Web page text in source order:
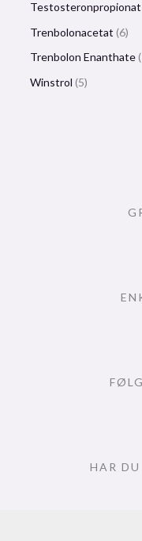
Testosteronpropionat
Trenbolonacetat 6
Trenbolon Enanthate
Winstrol 5
HAR